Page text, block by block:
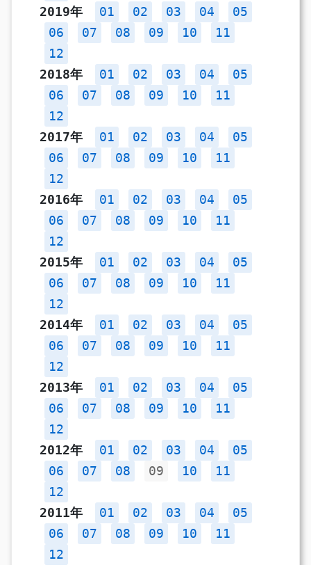
2019年
01 02 03 04
05
06
07 08 09 10
11
12
2018年
01 02 03 04
05
06
07 08 09 10
11
12
2017年
01 02 03 04
05
06
07 08 09 10
11
12
2016年
01 02 03 04
05
06
07 08 09 10
11
12
2015年
01 02 03 04
05
06
07 08 09 10
11
12
2014年
01 02 03 04
05
06
07 08 09 10
11
12
2013年
01 02 03 04
05
06
07 08 09 10
11
12
2012年
01 02 03 04
05
06
07 08 09 10
11
12
2011年
01 02 03 04
05
06
07 08 09 10
11
12